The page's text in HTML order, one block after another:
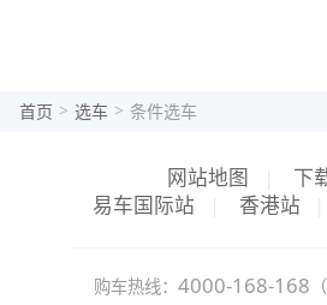
首页 > 选车 > 条件选车
网站地图
下
易车国际站
香港站
购车热线： 4000-168-168